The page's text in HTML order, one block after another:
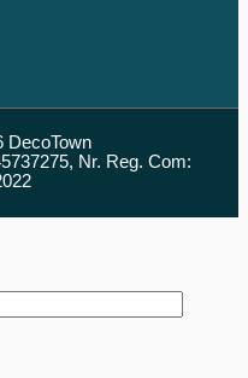
DecoTown
Nr. Reg. Com: